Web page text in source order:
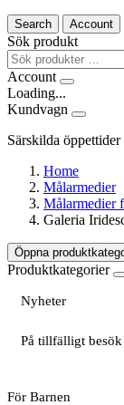
Search Account
Sök produkt
Account
Loading...
Kundvagn
Särskilda öppettider
Home
Målarmedier
Målarmedier
Galeria
Öppna
Produktkategorier
Nyheter
På tillfälligt besök
För Barnen